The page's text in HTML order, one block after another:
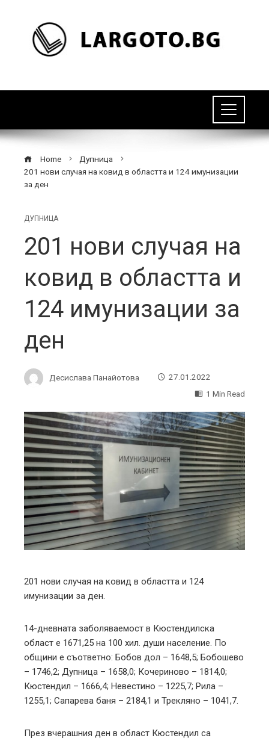
Home
Дупница
201 нови случая на ковид в областта и 124 имунизации
за ден
ДУПНИЦА
201 нови случая на
ковид в областта и
124 имунизации за
ден
Десислава Панайотова
27.01.2022
1 Min Read
201 нови случая на ковид в областта и 124
имунизации за ден.
14-дневната заболяваемост в Кюстендилска
област е 1671,25 на 100 хил. души население. По
общини е съответно: Бобов дол – 1648,5; Бобошево
– 1746,2; Дупница – 1658,0; Кочериново – 1814,0;
Кюстендил – 1666,4; Невестино – 1225,7; Рила –
1255,1; Сапарева баня – 2184,1 и Трекляно – 1041,7.
През вчерашния ден в област Кюстендил са